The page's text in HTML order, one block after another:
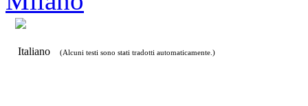
Italiano (Alcuni testi sono stati tradotti automaticamente.)